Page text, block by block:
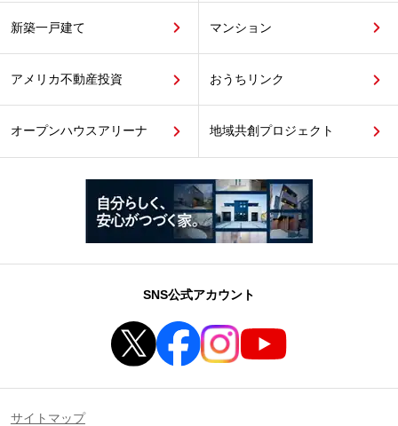
新築一戸建て マンション
アメリカ不動産投資 おうちリンク
オープンハウスアリーナ 地域共創プロジェクト
SNS公式アカウント
サイトマップ